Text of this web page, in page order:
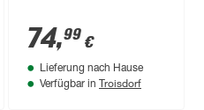
74,99 €
Lieferung nach Hause
Verfügbar in Troisdorf